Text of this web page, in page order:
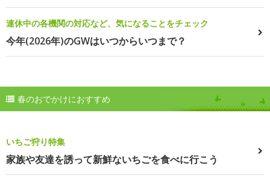
連休中の各機関の対応など、気になることをチェック
今年(2026年)のGWはいつからいつまで？
春のおでかけにおすすめ
いちご狩り特集
家族や友達を誘って新鮮ないちごを食べに行こう